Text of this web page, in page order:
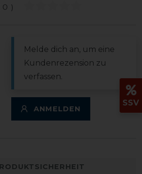
Melde dich an, um eine
Kundenrezension zu
verfassen.
ANMELDEN
SSV